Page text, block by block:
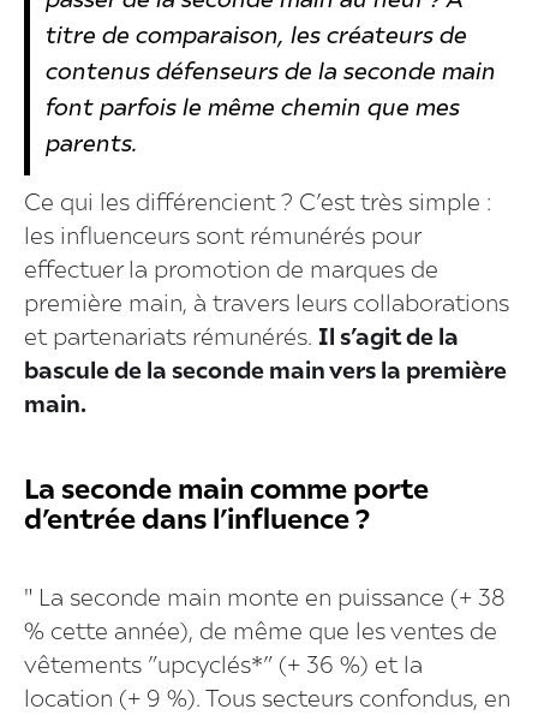
titre de comparaison, les créateurs de
contenus défenseurs de la seconde main
font parfois le même chemin que mes
parents.
Ce qui les différencient ? C’est très simple :
les influenceurs sont rémunérés pour
effectuer la promotion de marques de
première main, à travers leurs collaborations
et partenariats rémunérés. Il s’agit de la
bascule de la seconde main vers la première
main.
La seconde main comme porte
d’entrée dans l’influence ?
" La seconde main monte en puissance (+ 38
% cette année), de même que les ventes de
vêtements ”upcyclés*” (+ 36 %) et la
location (+ 9 %). Tous secteurs confondus, en